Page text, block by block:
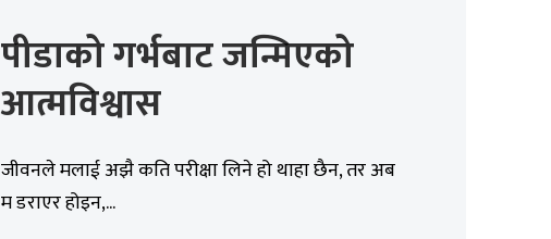
पीडाको गर्भबाट जन्मिएको
आत्मविश्वास
जीवनले मलाई अझै कति परीक्षा लिने हो थाहा छैन, तर अब
म डराएर होइन,...